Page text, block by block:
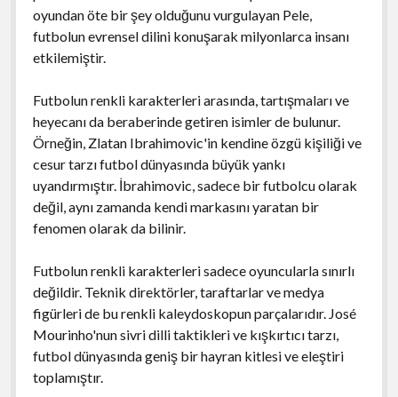
oyundan öte bir şey olduğunu vurgulayan Pele,
futbolun evrensel dilini konuşarak milyonlarca insanı
etkilemiştir.
Futbolun renkli karakterleri arasında, tartışmaları ve
heyecanı da beraberinde getiren isimler de bulunur.
Örneğin, Zlatan Ibrahimovic'in kendine özgü kişiliği ve
cesur tarzı futbol dünyasında büyük yankı
uyandırmıştır. İbrahimovic, sadece bir futbolcu olarak
değil, aynı zamanda kendi markasını yaratan bir
fenomen olarak da bilinir.
Futbolun renkli karakterleri sadece oyuncularla sınırlı
değildir. Teknik direktörler, taraftarlar ve medya
figürleri de bu renkli kaleydoskopun parçalarıdır. José
Mourinho'nun sivri dilli taktikleri ve kışkırtıcı tarzı,
futbol dünyasında geniş bir hayran kitlesi ve eleştiri
toplamıştır.